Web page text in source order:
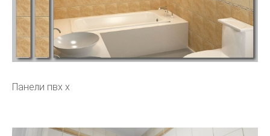
Панели пвх х